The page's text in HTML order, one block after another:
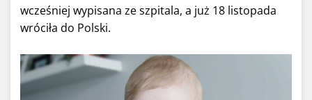
wcześniej wypisana ze szpitala, a już 18 listopada
wróciła do Polski.